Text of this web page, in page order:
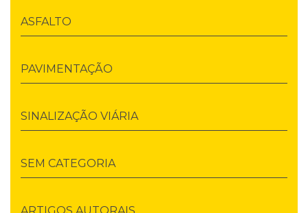
ASFALTO
PAVIMENTAÇÃO
SINALIZAÇÃO VIÁRIA
SEM CATEGORIA